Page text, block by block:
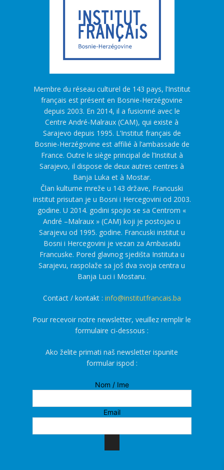
Membre du réseau culturel de 143 pays, l’Institut
français est présent en Bosnie-Herzégovine
depuis 2003. En 2014, il a fusionné avec le
Centre André-Malraux (CAM), qui existe à
Sarajevo depuis 1995. L’Institut français de
Bosnie-Herzégovine est affilié à l’ambassade de
France. Outre le siège principal de l’Institut à
Sarajevo, il dispose de deux autres centres à
Banja Luka et à Mostar.
Član kulturne mreže u 143 države, Francuski
institut prisutan je u Bosni i Hercegovini od 2003.
godine. U 2014. godini spojio se sa Centrom «
André –Malraux » (CAM) koji je postojao u
Sarajevu od 1995. godine. Francuski institut u
Bosni i Hercegovini je vezan za Ambasadu
Francuske. Pored glavnog sjedišta Instituta u
Sarajevu, raspolaže sa još dva svoja centra u
Banja Luci i Mostaru.
Contact / kontakt : info@institutfrancais.ba
Pour recevoir notre newsletter, veuillez remplir le
formulaire ci-dessous :
Ako želite primati naš newsletter ispunite
formular ispod :
Nom / Ime
Email